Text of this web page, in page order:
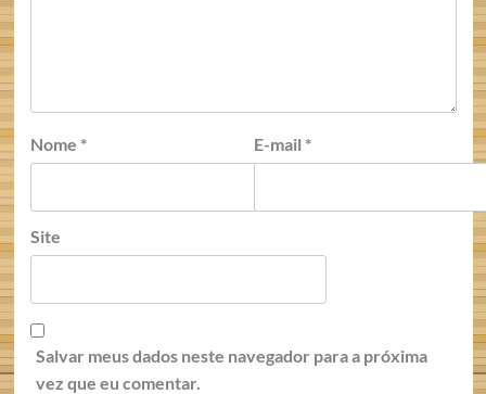
Nome * E-mail *
Site
Salvar meus dados neste navegador para a próxima
vez que eu comentar.